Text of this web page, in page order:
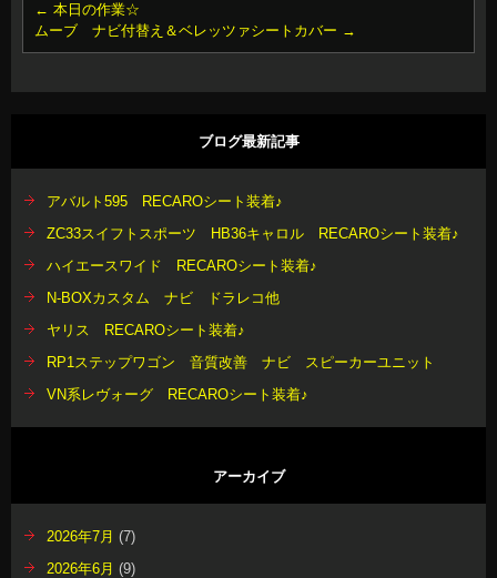
← 本日の作業☆
ムーブ ナビ付替え＆ベレッツァシートカバー →
ブログ最新記事
アバルト595 RECAROシート装着♪
ZC33スイフトスポーツ HB36キャロル RECAROシート装着♪
ハイエースワイド RECAROシート装着♪
N-BOXカスタム ナビ ドラレコ他
ヤリス RECAROシート装着♪
RP1ステップワゴン 音質改善 ナビ スピーカーユニット
VN系レヴォーグ RECAROシート装着♪
アーカイブ
2026年7月 (7)
2026年6月 (9)